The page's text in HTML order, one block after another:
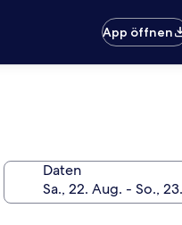
App öffnen
Daten